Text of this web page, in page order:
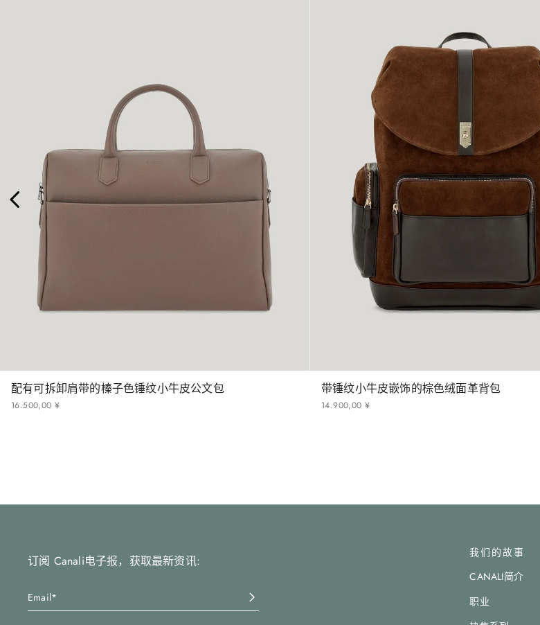
配有可拆卸肩带的榛子色锤纹小牛皮公文包
¥
16 ,
500
. 00
带锤纹小牛皮嵌饰的棕色绒面革背包
¥
14 ,
900
. 00
订阅 Canali电子报，获取最新资讯:
我们的故事
CANALI简介
职业